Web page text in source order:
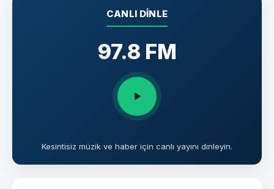
CANLI DINLE
97.8 FM
Kesintisiz müzik ve haber için canlı yayını dinleyin.